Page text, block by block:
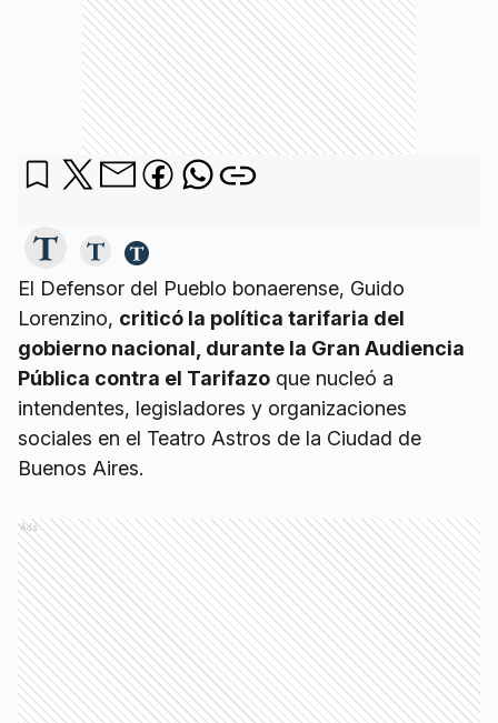
El Defensor del Pueblo bonaerense, Guido
Lorenzino, criticó la política tarifaria del
gobierno nacional, durante la Gran Audiencia
Pública contra el Tarifazo que nucleó a
intendentes, legisladores y organizaciones
sociales en el Teatro Astros de la Ciudad de
Buenos Aires.
Ads